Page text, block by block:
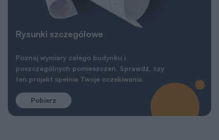
Rysunki szczegółowe
Poznaj wymiary całego budynku i
poszczególnych pomieszczeń. Sprawdź, czy
ten projekt spełnia Twoje oczekiwania.
Pobierz